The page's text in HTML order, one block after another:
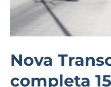
Nova
completa
números
animadores
e
promissor
no